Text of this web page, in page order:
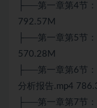
├──第一章第4节
792.57M
├──第一章第5节
570.28M
├──第一章第6节
分析报告.mp4
├──第一章第7节